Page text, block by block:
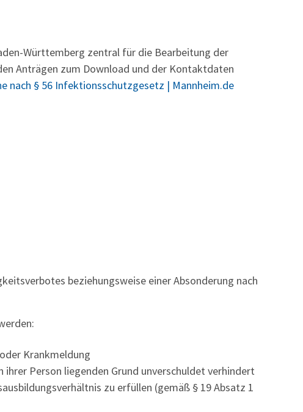
Württemberg zentral für die Bearbeitung der
Anträgen zum Download und der Kontaktdaten
nach § 56 Infektionsschutzgesetz | Mannheim.de
beziehungsweise einer Absonderung nach
Krankmeldung
ihrer Person liegenden Grund unverschuldet verhindert
zu erfüllen (gemäß § 19 Absatz 1